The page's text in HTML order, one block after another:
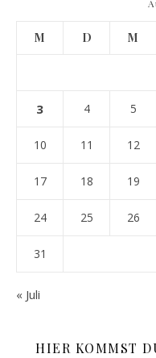
M D M
3 4 5
10 11 12
17 18 19
24 25 26
31
« Juli
HIER KOMMST